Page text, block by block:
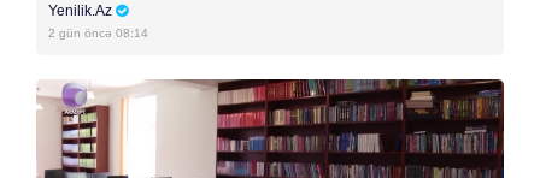
Yenilik.Az
2 gün öncə 08:14